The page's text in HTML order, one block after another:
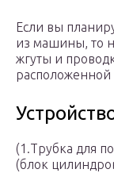
Если вы
из машины, то
жгуты и
расположенной
(1.Трубка для
(блок